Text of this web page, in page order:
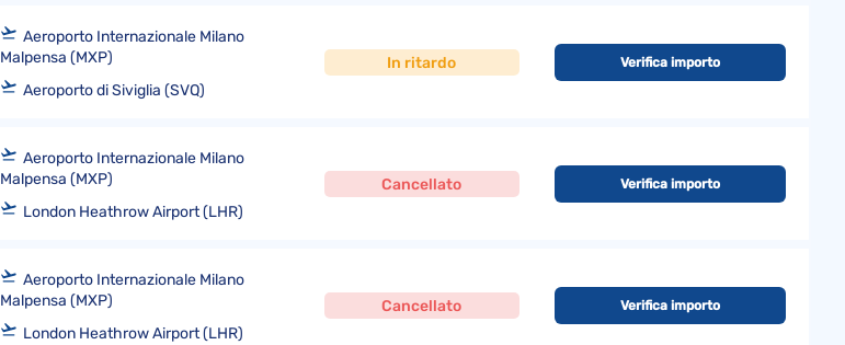
Aeroporto Internazionale Milano
Malpensa (MXP)
Aeroporto di Siviglia (SVQ)
In ritardo Verifica importo
Aeroporto Internazionale Milano
Malpensa (MXP)
London Heathrow Airport (LHR)
Cancellato Verifica importo
Aeroporto Internazionale Milano
Malpensa (MXP)
London Heathrow Airport (LHR)
Cancellato Verifica importo